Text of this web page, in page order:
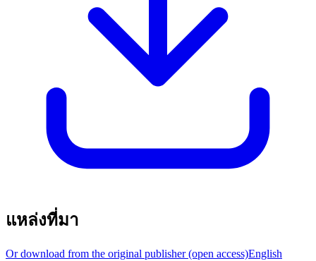
แหล่งที่มา
Or download from the original publisher (open access)English